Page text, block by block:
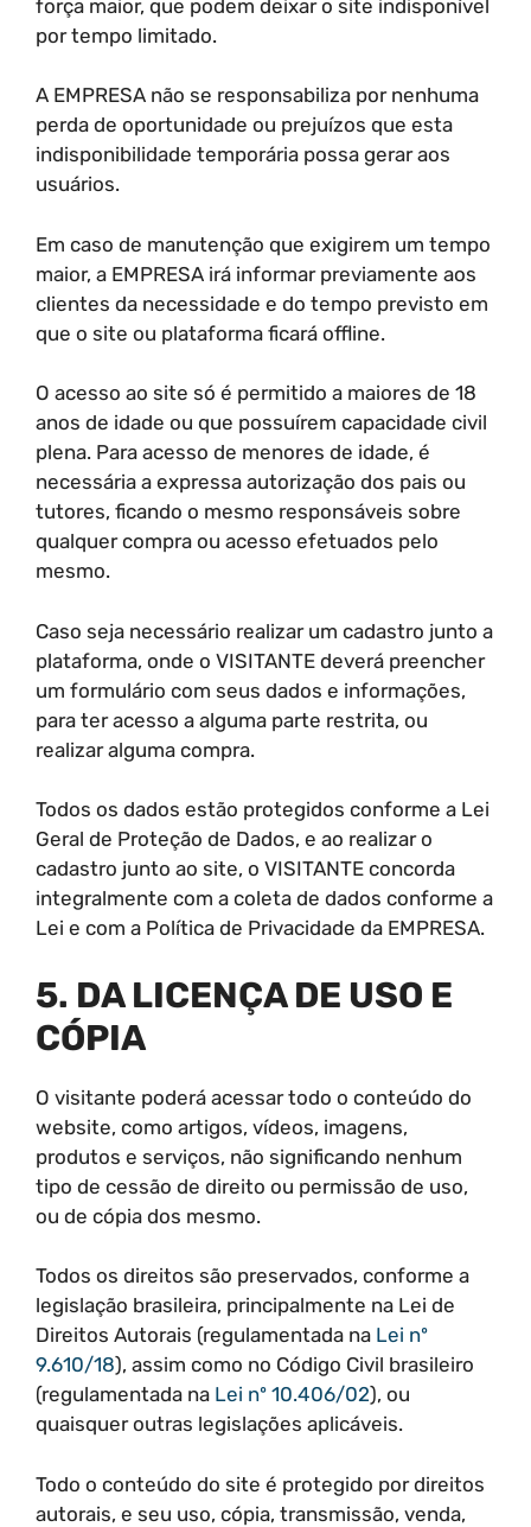
força maior, que podem deixar o site indisponível
por tempo limitado.
A EMPRESA não se responsabiliza por nenhuma
perda de oportunidade ou prejuízos que esta
indisponibilidade temporária possa gerar aos
usuários.
Em caso de manutenção que exigirem um tempo
maior, a EMPRESA irá informar previamente aos
clientes da necessidade e do tempo previsto em
que o site ou plataforma ficará offline.
O acesso ao site só é permitido a maiores de 18
anos de idade ou que possuírem capacidade civil
plena. Para acesso de menores de idade, é
necessária a expressa autorização dos pais ou
tutores, ficando o mesmo responsáveis sobre
qualquer compra ou acesso efetuados pelo
mesmo.
Caso seja necessário realizar um cadastro junto a
plataforma, onde o VISITANTE deverá preencher
um formulário com seus dados e informações,
para ter acesso a alguma parte restrita, ou
realizar alguma compra.
Todos os dados estão protegidos conforme a Lei
Geral de Proteção de Dados, e ao realizar o
cadastro junto ao site, o VISITANTE concorda
integralmente com a coleta de dados conforme a
Lei e com a Política de Privacidade da EMPRESA.
5. DA LICENÇA DE USO E
CÓPIA
O visitante poderá acessar todo o conteúdo do
website, como artigos, vídeos, imagens,
produtos e serviços, não significando nenhum
tipo de cessão de direito ou permissão de uso,
ou de cópia dos mesmo.
Todos os direitos são preservados, conforme a
legislação brasileira, principalmente na Lei de
Direitos Autorais (regulamentada na Lei nº
9.610/18), assim como no Código Civil brasileiro
(regulamentada na Lei nº 10.406/02), ou
quaisquer outras legislações aplicáveis.
Todo o conteúdo do site é protegido por direitos
autorais, e seu uso, cópia, transmissão, venda,